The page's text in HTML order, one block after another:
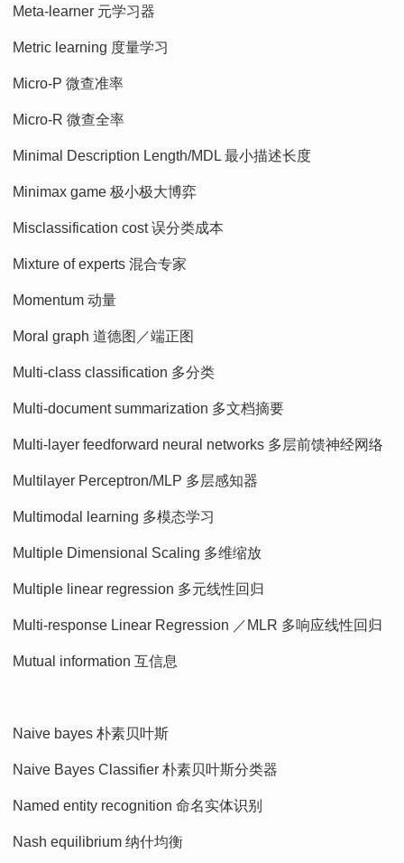
Meta-learner 元学习器
Metric learning 度量学习
Micro-P 微查准率
Micro-R 微查全率
Minimal Description Length/MDL 最小描述长度
Minimax game 极小极大博弈
Misclassification cost 误分类成本
Mixture of experts 混合专家
Momentum 动量
Moral graph 道德图／端正图
Multi-class classification 多分类
Multi-document summarization 多文档摘要
Multi-layer feedforward neural networks 多层前馈神经网络
Multilayer Perceptron/MLP 多层感知器
Multimodal learning 多模态学习
Multiple Dimensional Scaling 多维缩放
Multiple linear regression 多元线性回归
Multi-response Linear Regression ／MLR 多响应线性回归
Mutual information 互信息
Naive bayes 朴素贝叶斯
Naive Bayes Classifier 朴素贝叶斯分类器
Named entity recognition 命名实体识别
Nash equilibrium 纳什均衡